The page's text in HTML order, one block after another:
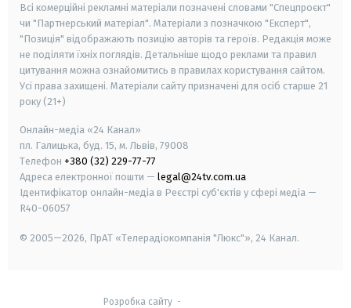
Всі комерційні рекламні матеріали позначені словами "Спецпроєкт"
чи "Партнерський матеріал". Матеріали з позначкою "Експерт",
"Позиція" відображають позицію авторів та героїв. Редакція може
не поділяти їхніх поглядів. Детальніше щодо реклами та правил
цитування можна ознайомитись в правилах користування сайтом.
Усі права захищені. Матеріали сайту призначені для осіб старше 21
року (21+)
Онлайн-медіа «24 Канал»
пл. Галицька, буд. 15, м. Львів, 79008
Телефон +380 (32) 229-77-77
Адреса електронної пошти — legal@24tv.com.ua
Ідентифікатор онлайн-медіа в Реєстрі суб'єктів у сфері медіа —
R40-06057
© 2005—2026, ПрАТ «Телерадіокомпанія "Люкс"», 24 Канал.
Розробка сайту-